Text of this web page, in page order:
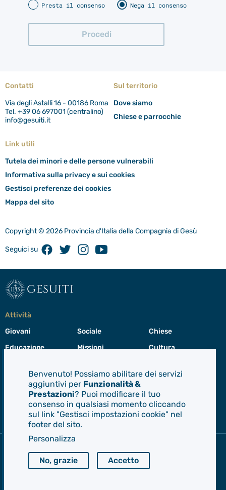
Presta il consenso Nega il consenso
Contatti
Via degli Astalli 16 - 00186 Roma
Tel. +39 06 697001 (centralino)
info@gesuiti.it
Sul territorio
Dove siamo
Chiese e parrocchie
Link utili
Tutela dei minori e delle persone vulnerabili
Informativa sulla privacy e sui cookies
Gestisci preferenze dei cookies
Mappa del sito
Copyright © 2026 Provincia d'Italia della Compagnia di Gesù
Seguici su FacebookTwitterInstagramYoutube
gesuiti
Attività
Giovani
Educazione
Sociale
Missioni
Chiese
Cultura
Leadership
Gesuiti
Menù
di
navigazione
del
footer
CEP - Conferenza delle Province Europee
Benvenuto! Possiamo abilitare dei servizi
aggiuntivi per Funzionalità &
Prestazioni? Puoi modificare il tuo
consenso in qualsiasi momento cliccando
sul link "Gestisci impostazioni cookie" nel
footer del sito.
Personalizza
No, grazie Accetto